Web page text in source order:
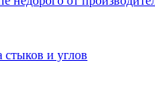
стыков и углов